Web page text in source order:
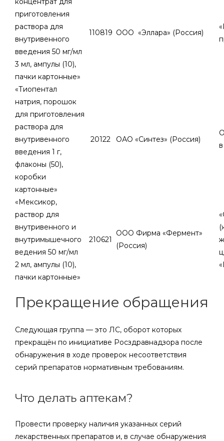
приготовления
раствора для
внутривенного
введения 50 мг/мл
3 мл, ампулы (10),
пачки картонные»
110819 ООО «Эллара» (Россия)
«Тиопентал
натрия, порошок
для приготовления
раствора для
внутривенного
введения 1 г,
флаконы (50),
коробки
картонные»
20122 ОАО «Синтез» (Россия)
«Мексикор,
раствор для
внутривенного и
внутримышечного
ведения 50 мг/мл
2 мл, ампулы (10),
пачки картонные»
210621
ООО Фирма «Фермент»
(Россия)
Прекращение обращения
Следующая группа — это ЛС, оборот которых
прекращён по инициативе Росздравнадзора после
обнаружения в ходе проверок несоответствия
серий препаратов нормативным требованиям.
Что делать аптекам?
Провести проверку наличия указанных серий
лекарственных препаратов и, в случае обнаружения